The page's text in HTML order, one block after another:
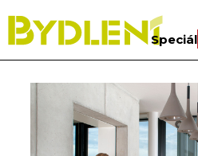
Speciál